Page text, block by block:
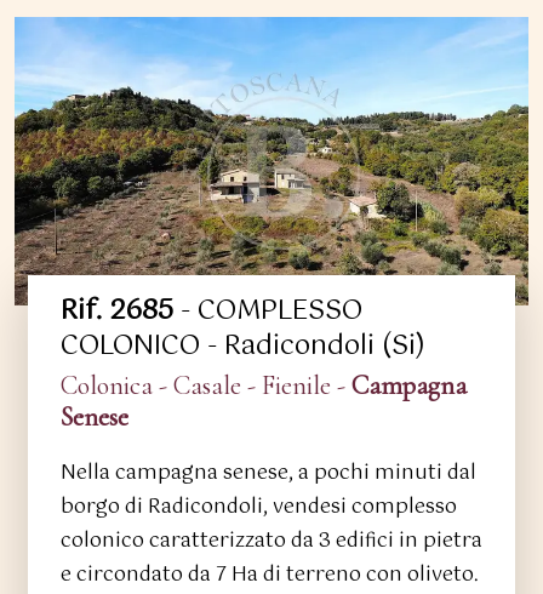
Rif. 2685- COMPLESSO
COLONICO - Radicondoli (Si)
Colonica - Casale - Fienile -Campagna
Senese
Nella campagna senese, a pochi minuti dal
borgo di Radicondoli, vendesi complesso
colonico caratterizzato da 3 edifici in pietra
e circondato da 7 Ha di terreno con oliveto.